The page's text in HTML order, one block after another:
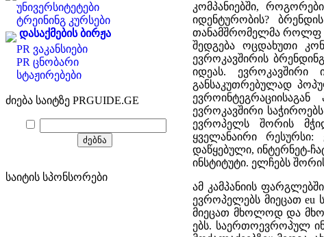
უნივერსიტეტები
ტრეინინგ კურსები
დასაქმების ბირჟა
PR ვაკანსიები
PR ცნობარი
სტაჟირებები
ძიება საიტზე PRGUIDE.GE
საიტის სპონსორები
კომპანიებში,
იდენტურობის?
თანამშრომელმა როლფ
შედგება ოცდახუთი
ევროკავშირის
იდეას. ევროკავშირი
განსაკუთრებულად
ევროკავშირი
ევროპელს შორის
ყველანაირი
დაწყებული, ინტერნეტ-
ინსტიტუტი. ელჩებს
ამ კამპანიის
ევროპელებს მიეცათ eu
მიეცათ მხოლოდ და
ებს. საერთოევროპულ